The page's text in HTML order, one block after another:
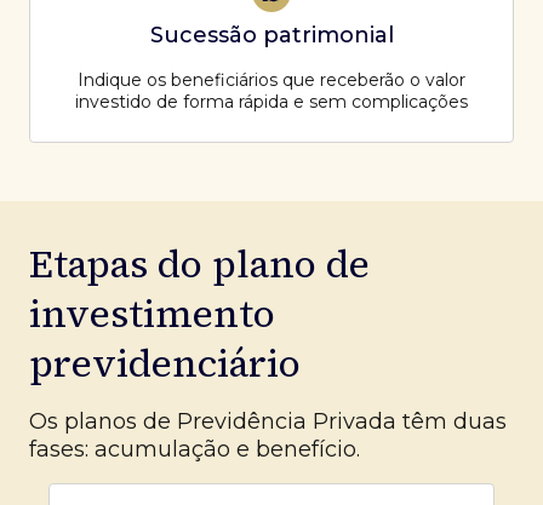
Sucessão patrimonial
Indique os beneficiários que receberão o valor
investido de forma rápida e sem complicações
Etapas do plano de
investimento
previdenciário
Os planos de Previdência Privada têm duas
fases: acumulação e benefício.